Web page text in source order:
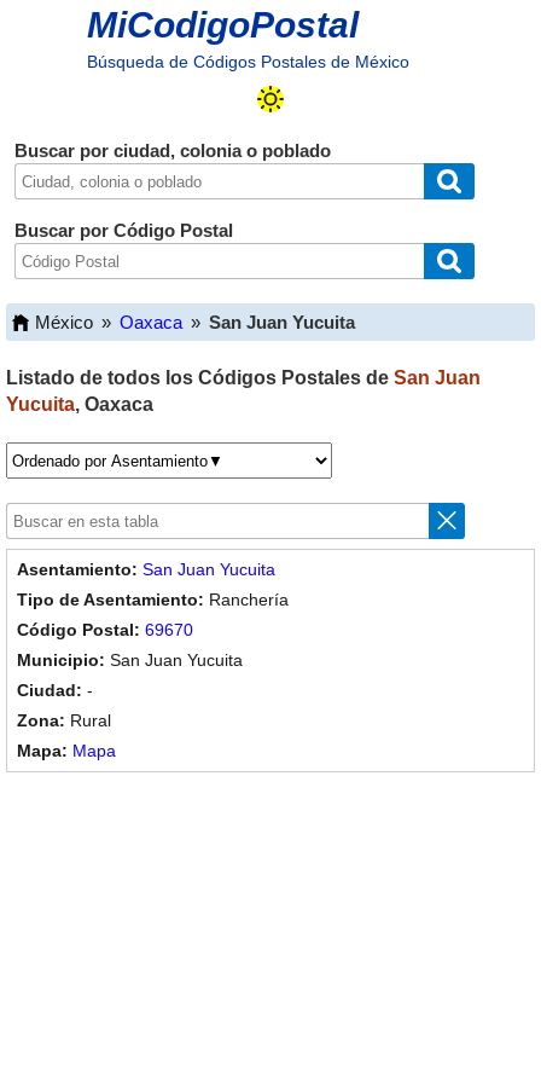
MiCodigoPostal
Búsqueda de Códigos Postales de México
Buscar por ciudad, colonia o poblado
Buscar por Código Postal
México » Oaxaca » San Juan Yucuita
Listado de todos los Códigos Postales de San Juan
Yucuita, Oaxaca
San Juan Yucuita
Ranchería
69670
San Juan Yucuita
-
Rural
Mapa